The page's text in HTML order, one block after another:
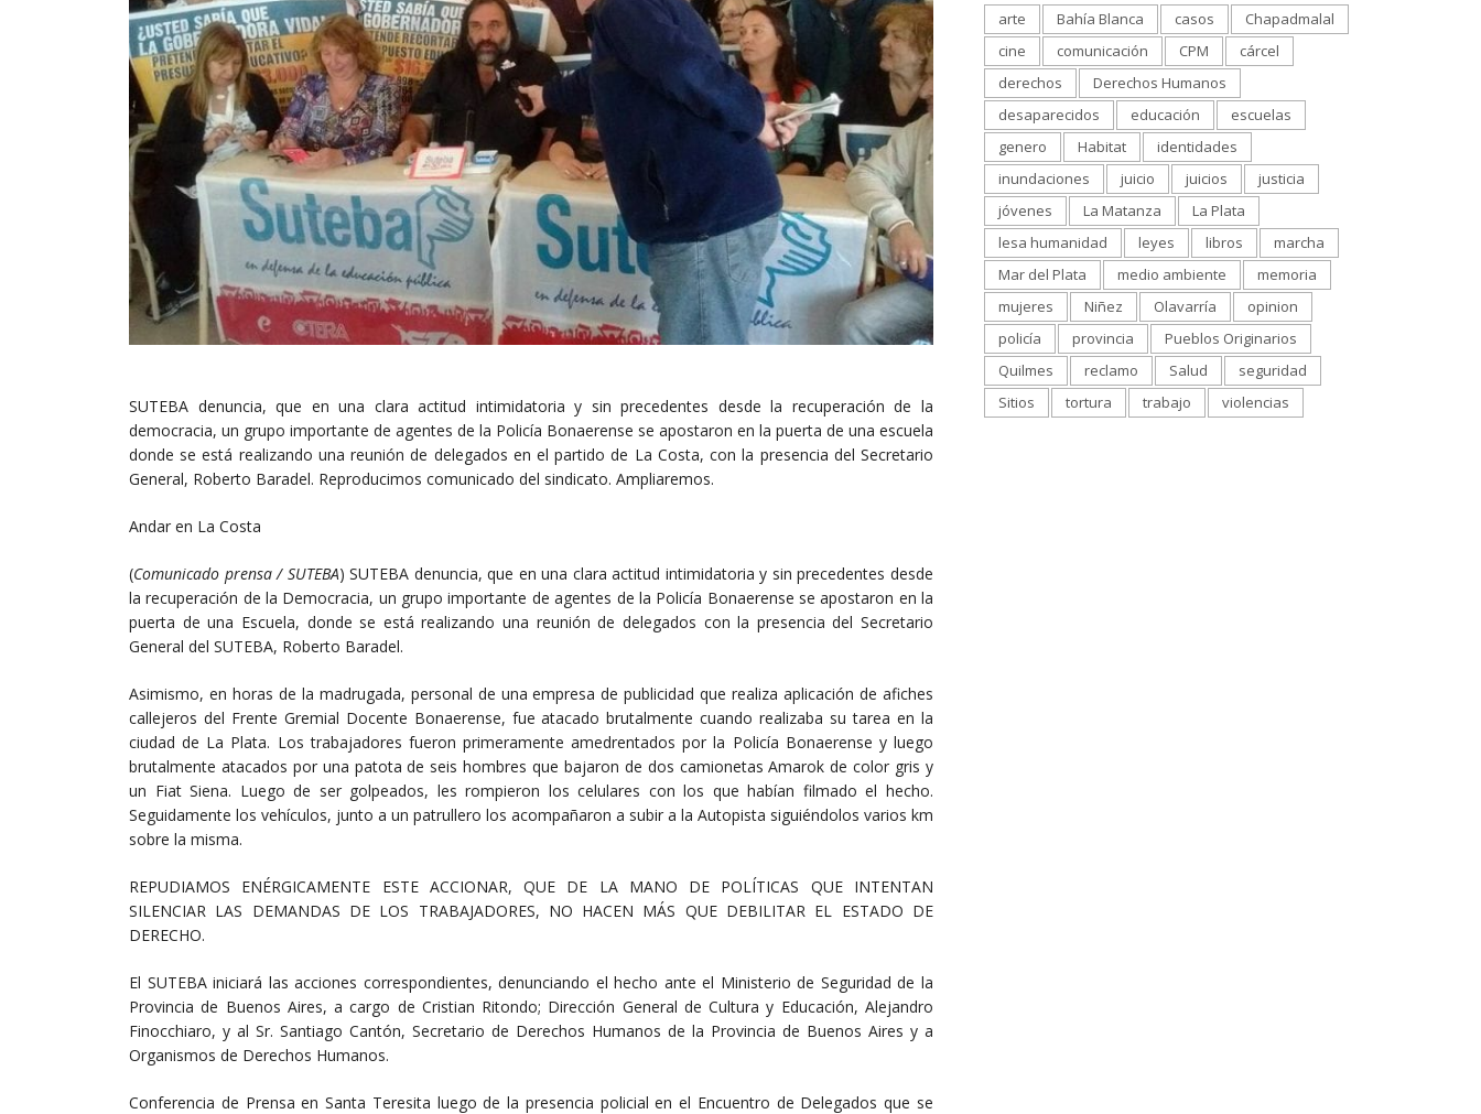
SUTEBA denuncia, que en una clara actitud intimidatoria y sin precedentes desde la recuperación de la
democracia, un grupo importante de agentes de la Policía Bonaerense se apostaron en la puerta de una escuela
donde se está realizando una reunión de delegados en el partido de La Costa, con la presencia del Secretario
General, Roberto Baradel. Reproducimos comunicado del sindicato. Ampliaremos.
Andar en La Costa
(Comunicado prensa / SUTEBA) SUTEBA denuncia, que en una clara actitud intimidatoria y sin precedentes desde
la recuperación de la Democracia, un grupo importante de agentes de la Policía Bonaerense se apostaron en la
puerta de una Escuela, donde se está realizando una reunión de delegados con la presencia del Secretario
General del SUTEBA, Roberto Baradel.
Asimismo, en horas de la madrugada, personal de una empresa de publicidad que realiza aplicación de afiches
callejeros del Frente Gremial Docente Bonaerense, fue atacado brutalmente cuando realizaba su tarea en la
ciudad de La Plata. Los trabajadores fueron primeramente amedrentados por la Policía Bonaerense y luego
brutalmente atacados por una patota de seis hombres que bajaron de dos camionetas Amarok de color gris y
un Fiat Siena. Luego de ser golpeados, les rompieron los celulares con los que habían filmado el hecho.
Seguidamente los vehículos, junto a un patrullero los acompañaron a subir a la Autopista siguiéndolos varios km
sobre la misma.
REPUDIAMOS ENÉRGICAMENTE ESTE ACCIONAR, QUE DE LA MANO DE POLÍTICAS QUE INTENTAN
SILENCIAR LAS DEMANDAS DE LOS TRABAJADORES, NO HACEN MÁS QUE DEBILITAR EL ESTADO DE
DERECHO.
El SUTEBA iniciará las acciones correspondientes, denunciando el hecho ante el Ministerio de Seguridad de la
Provincia de Buenos Aires, a cargo de Cristian Ritondo; Dirección General de Cultura y Educación, Alejandro
Finocchiaro, y al Sr. Santiago Cantón, Secretario de Derechos Humanos de la Provincia de Buenos Aires y a
Organismos de Derechos Humanos.
Conferencia de Prensa en Santa Teresita luego de la presencia policial en el Encuentro de Delegados que se
arte Bahía Blanca casos
Chapadmalal
cine
comunicación CPM
cárcel
derechos
Derechos Humanos
desaparecidos
educación
escuelas
genero
Habitat
identidades
inundaciones
juicio juicios
justicia
jóvenes
La Matanza
La Plata
lesa humanidad
leyes libros
marcha
Mar del Plata
medio ambiente
memoria
mujeres
Niñez Olavarría
opinion
policía
provincia
Pueblos Originarios
Quilmes
reclamo Salud
seguridad
Sitios
tortura trabajo violencias